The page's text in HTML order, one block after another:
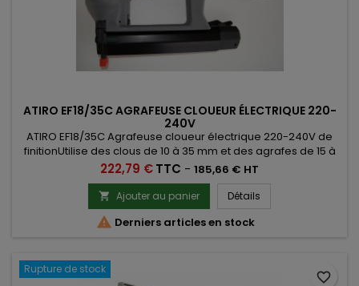
ATIRO EF18/35C AGRAFEUSE CLOUEUR ÉLECTRIQUE 220-
240V
ATIRO EF18/35C Agrafeuse cloueur électrique 220-240V de
finitionUtilise des clous de 10 à 35 mm et des agrafes de 15 à
30 mm
Prix
222,79 €TTC - 185,66 € HT
 Ajouter au panier Détails
 Derniers articles en stock
Rupture de stock
favorite_border